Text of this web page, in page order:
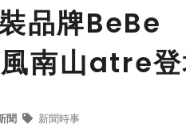
品牌
南山atre
聞 新聞時事